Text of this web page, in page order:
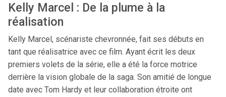
Kelly Marcel : De la plume à la
réalisation
Kelly Marcel, scénariste chevronnée, fait ses débuts en
tant que réalisatrice avec ce film. Ayant écrit les deux
premiers volets de la série, elle a été la force motrice
derrière la vision globale de la saga. Son amitié de longue
date avec Tom Hardy et leur collaboration étroite ont